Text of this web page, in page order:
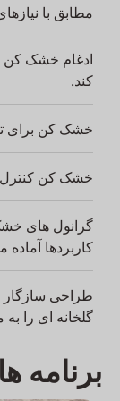
مطابق با
ادغام خشک کن
کند.
خشک کن برای
خشک کن کنترل
گرانول های
کاربردها آماده
طراحی سازگار
گلخانه ای را
برنامه